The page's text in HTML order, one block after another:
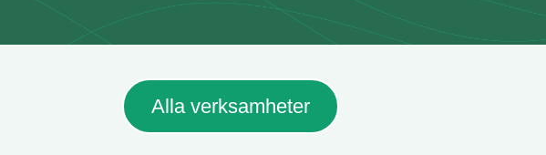
Alla verksamheter